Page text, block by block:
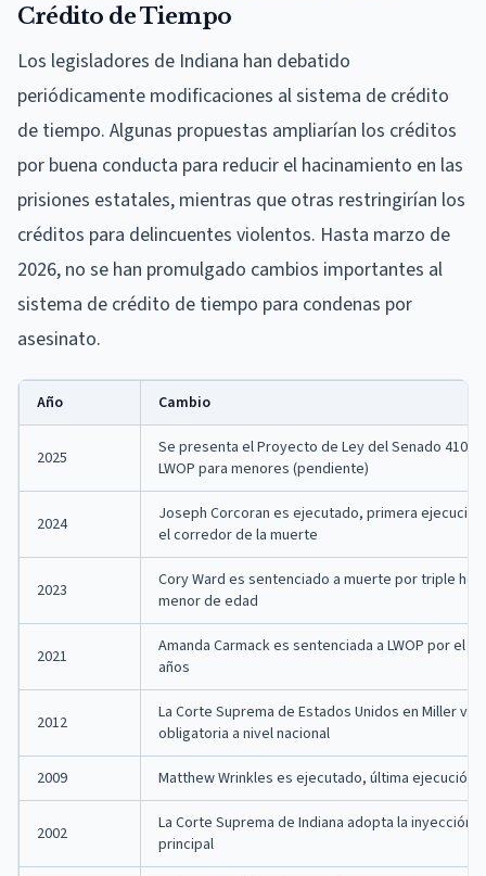
Crédito de Tiempo
Los legisladores de Indiana han debatido
periódicamente modificaciones al sistema de crédito
de tiempo. Algunas propuestas ampliarían los créditos
por buena conducta para reducir el hacinamiento en las
prisiones estatales, mientras que otras restringirían los
créditos para delincuentes violentos. Hasta marzo de
2026, no se han promulgado cambios importantes al
sistema de crédito de tiempo para condenas por
asesinato.
Año Cambio
2025
Se presenta el Proyecto de Ley del Senado 410:
LWOP para menores (pendiente)
2024
Joseph Corcoran es ejecutado, primera
el corredor de la muerte
2023
Cory Ward es sentenciado a muerte por triple
menor de edad
2021
Amanda Carmack es sentenciada a LWOP por el
años
2012
La Corte Suprema de Estados Unidos en Miller v.
obligatoria a nivel nacional
2009 Matthew Wrinkles es ejecutado, última ejecución
2002
La Corte Suprema de Indiana adopta la
principal